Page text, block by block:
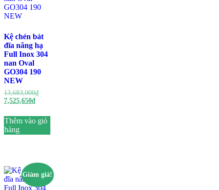
Kệ chén bát
đĩa nâng hạ
Full Inox 304
nan Oval
GO304 190
NEW
13,683,000₫
7,525,650₫
Thêm vào giỏ
hàng
Giảm giá!